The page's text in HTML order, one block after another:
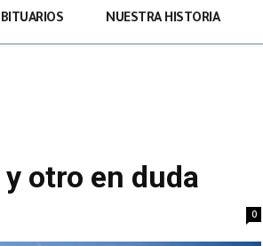
NUESTRA HISTORIA
otro en duda
0